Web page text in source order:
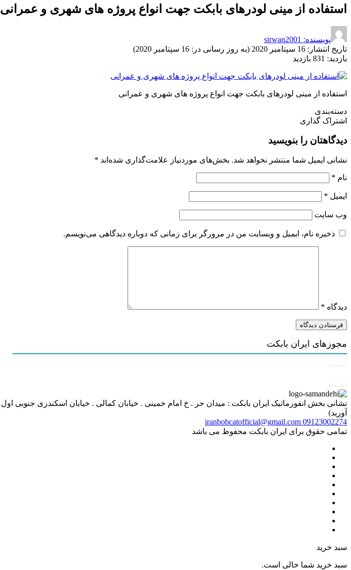
استفاده از مینی لودرهای بابکت جهت انواع پروژه های شهری و عمرانی
نویسنده: sirwan2001
تاریخ انتشار: 16 سپتامبر 2020 (به روز رسانی در: 16 سپتامبر 2020)
بازدید: 831 بازدید
استفاده از مینی لودرهای بابکت جهت انواع پروژه های شهری و عمرانی
دسته‌بندی
اشتراک گذاری
دیدگاهتان را بنویسید
نشانی ایمیل شما منتشر نخواهد شد. بخش‌های موردنیاز علامت‌گذاری شده‌اند *
نام *
ایمیل *
وب‌ سایت
ذخیره نام، ایمیل و وبسایت من در مرورگر برای زمانی که دوباره دیدگاهی می‌نویسم.
دیدگاه *
مجوزهای ایران بابکت
آورید)
09123002274
iranbobcatofficial@gmail.com
تمامی حقوق برای ایران بابکت محفوظ می باشد
سبد خرید
سبد خرید شما خالی است.